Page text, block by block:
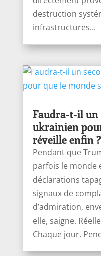
destruction
infrastructures...
Faudra-t-il un
ukrainien
réveille enfin ?
Pendant que
parfois le
déclarations
signaux de
d’admiration,
elle, saigne.
Chaque jour.